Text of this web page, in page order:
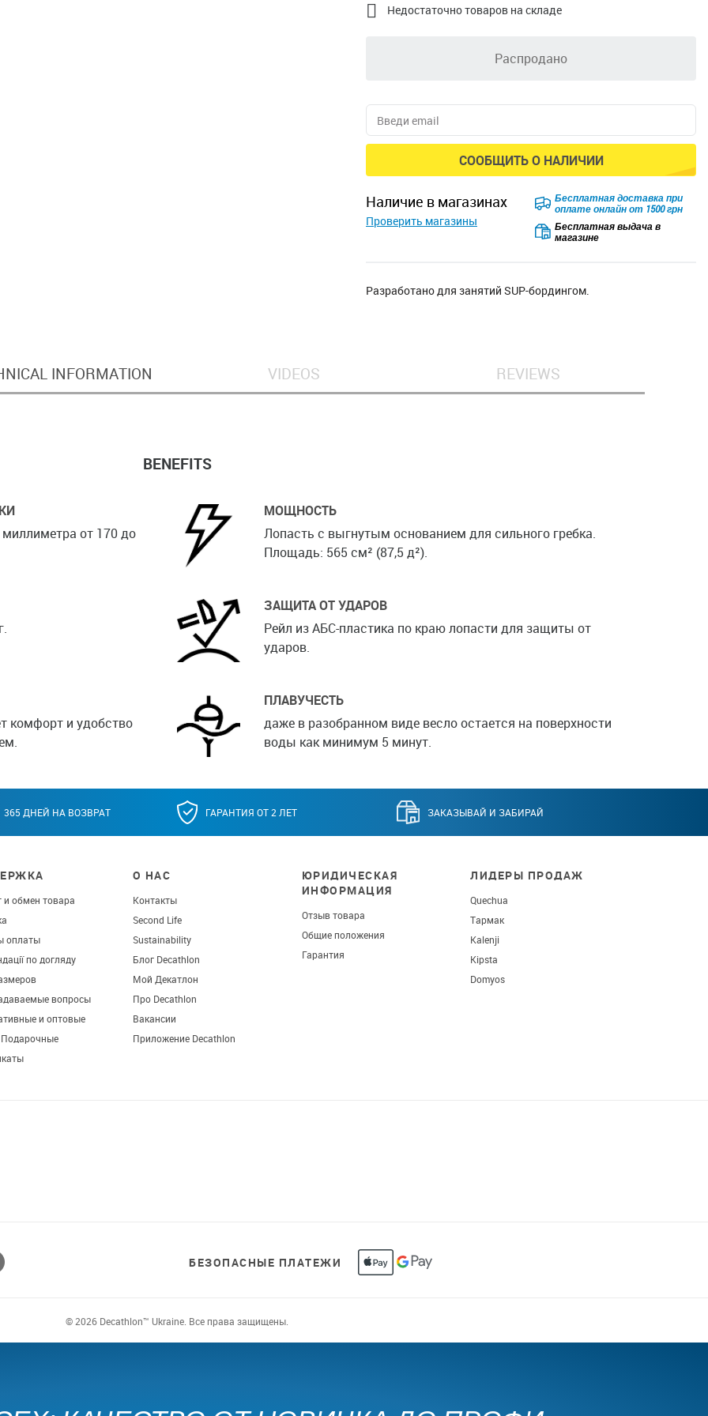
 Недостаточно товаров на складе
Распродано
СООБЩИТЬ О НАЛИЧИИ
наличие в магазинах
Проверить магазины
Бесплатная доставка при
оплате онлайн от 1500 грн
Бесплатная выдача в
магазине
Разработано для занятий SUP-бордингом.
INFORMATION VIDEOS REVIEWS
BENEFITS
от 170 до
МОЩНОСТЬ
Лопасть с выгнутым основанием для сильного гребка.
Площадь: 565 см² (87,5 д²).
ЗАЩИТА ОТ УДАРОВ
Рейл из АБС-пластика по краю лопасти для защиты от
ударов.
комфорт и удобство
ПЛАВУЧЕСТЬ
даже в разобранном виде весло остается на поверхности
воды как минимум 5 минут.
365 ДНЕЙ НА ВОЗВРАТ ГАРАНТИЯ ОТ 2 ЛЕТ ЗАКАЗЫВАЙ И ЗАБИРАЙ
и обмен товара
оплаты
по догляду
вопросы
и оптовые
О НАС
Контакты
Second Life
Sustainability
Блог Decathlon
Мой Декатлон
Про Decathlon
Вакансии
Приложение Decathlon
ЮРИДИЧЕСКАЯ
ИНФОРМАЦИЯ
Отзыв товара
Общие положения
Гарантия
ЛИДЕРЫ ПРОДАЖ
Quechua
Тармак
Kalenji
Kipsta
Domyos
БЕЗОПАСНЫЕ ПЛАТЕЖИ
© 2026 Decathlon™ Ukraine. Все права защищены.